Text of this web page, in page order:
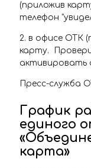
(приложив
телефон
2. в офисе ОТК
карту.
активировать
Пресс-служба
График
единого
карта»